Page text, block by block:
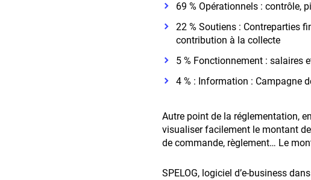
69 % Opérationnels : contrôle,
22 % Soutiens : Contreparties
contribution à la collecte
5 % Fonctionnement : salaires
4 % : Information : Campagne
Autre point de la réglementation,
visualiser facilement le montant
de commande, règlement… Le
SPELOG, logiciel d’e-business